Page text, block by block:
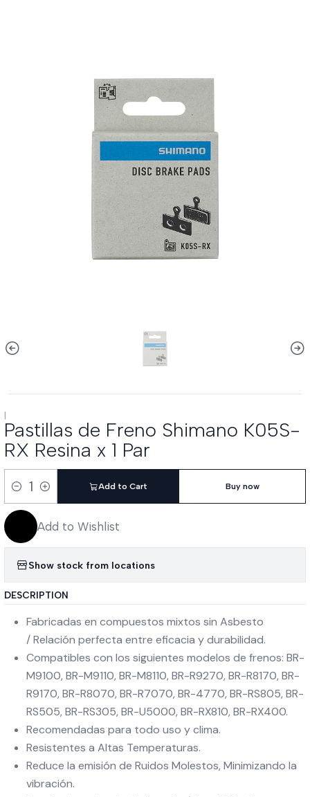
|
Pastillas de Freno Shimano K05S-
RX Resina x 1 Par
Quantity
Add to Cart Buy now
Add to Wishlist
Show stock from locations
DESCRIPTION
Fabricadas en compuestos mixtos sin Asbesto
/ Relación perfecta entre eficacia y durabilidad.
Compatibles con los siguientes modelos de frenos: BR-
M9100, BR-M9110, BR-M8110, BR-R9270, BR-R8170, BR-
R9170, BR-R8070, BR-R7070, BR-4770, BR-RS805, BR-
RS505, BR-RS305, BR-U5000, BR-RX810, BR-RX400.
Recomendadas para todo uso y clima.
Resistentes a Altas Temperaturas.
Reduce la emisión de Ruidos Molestos, Minimizando la
vibración.